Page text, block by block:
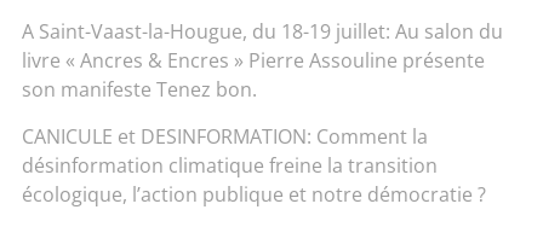
A Saint-Vaast-la-Hougue, du 18-19 juillet: Au salon du
livre « Ancres & Encres » Pierre Assouline présente
son manifeste Tenez bon.
CANICULE et DESINFORMATION: Comment la
désinformation climatique freine la transition
écologique, l’action publique et notre démocratie ?